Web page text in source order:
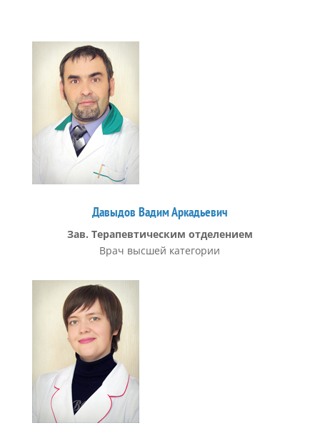
Давыдов Вадим Аркадьевич
Зав. Терапевтическим отделением
Врач высшей категории